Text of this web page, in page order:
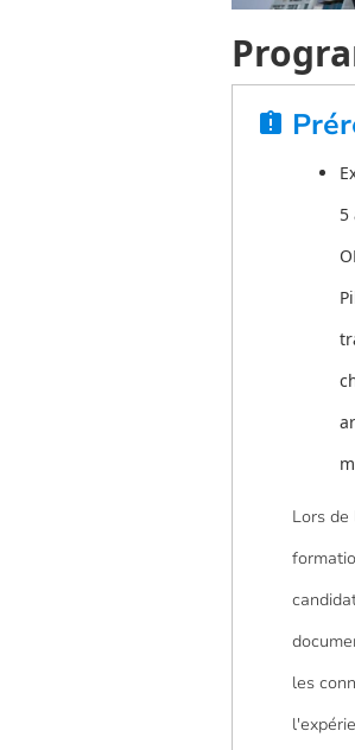
assignment_late
5
Lors de
les